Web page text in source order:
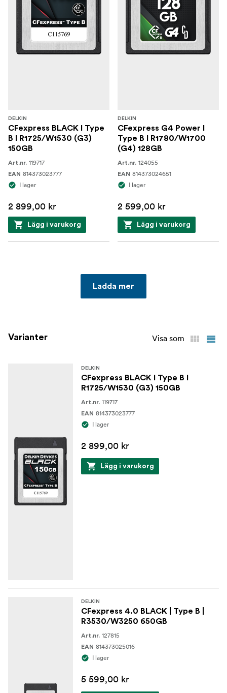
DELKIN
CFexpress BLACK I Type
B I R1725/W1530 (G3)
150GB
Art.nr. 119717
EAN 814373023777
I lager
2 899,00 kr
Lägg i varukorg
DELKIN
CFexpress G4 Power I
Type B I R1780/W1700
(G4) 128GB
Art.nr. 124055
EAN 814373024651
I lager
2 599,00 kr
Lägg i varukorg
Ladda mer
Varianter Visa som
DELKIN
CFexpress BLACK I Type B I
R1725/W1530 (G3) 150GB
Art.nr. 119717
EAN 814373023777
I lager
2 899,00 kr
Lägg i varukorg
DELKIN
CFexpress 4.0 BLACK | Type B |
R3530/W3250 650GB
Art.nr. 127815
EAN 814373025016
I lager
5 599,00 kr